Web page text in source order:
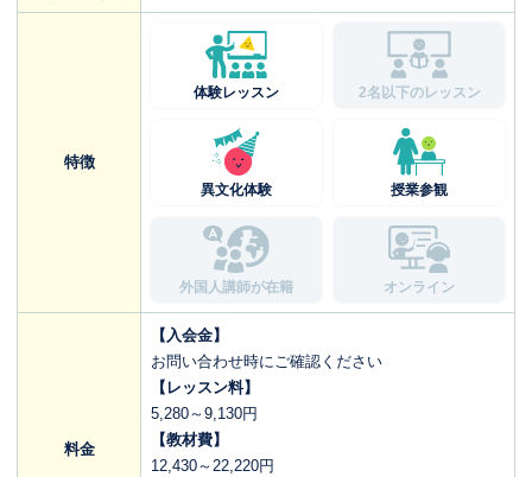
特徴
体験レッスン 2名以下のレッスン
異文化体験 授業参観
外国人講師が在籍 オンライン
料金
【入会金】
お問い合わせ時にご確認ください
【レッスン料】
5,280～9,130円
【教材費】
12,430～22,220円